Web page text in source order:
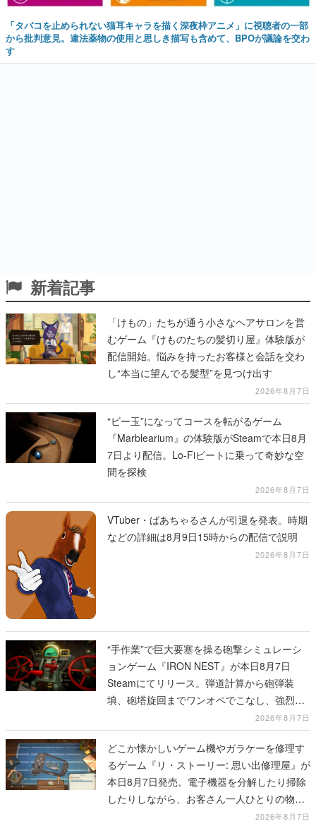
「タバコを止められない猫耳キャラを描く深夜枠アニメ」に視聴者の一部
から批判意見。違法薬物の使用と思しき描写も含めて、BPOが議論を交わ
す
新着記事
「けもの」たちが通う小さなヘアサロンを営
むゲーム『けものたちの髪切り屋』体験版が
配信開始。悩みを持ったお客様と会話を交わ
し“本当に望んでる髪型”を見つけ出す
2026年8月7日
“ビー玉”になってコースを転がるゲーム
『Marblearium』の体験版がSteamで本日8月
7日より配信。Lo-Fiビートに乗って奇妙な空
間を探検
2026年8月7日
VTuber・ばあちゃるさんが引退を発表。時期
などの詳細は8月9日15時からの配信で説明
2026年8月7日
“手作業”で巨大要塞を操る砲撃シミュレーシ
ョンゲーム『IRON NEST』が本日8月7日
Steamにてリリース。弾道計算から砲弾装
填、砲塔旋回までワンオペでこなし、強烈な
一撃をブチかませるロマンある作品2026年8月7日
どこか懐かしいゲーム機やガラケーを修理す
るゲーム『リ・ストーリー: 思い出修理屋』が
本日8月7日発売。電子機器を分解したり掃除
したりしながら、お客さん一人ひとりの物語
2026年8月7日